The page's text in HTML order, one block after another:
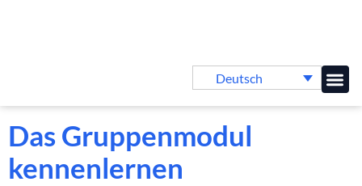
Deutsch
Das Gruppenmodul
kennenlernen